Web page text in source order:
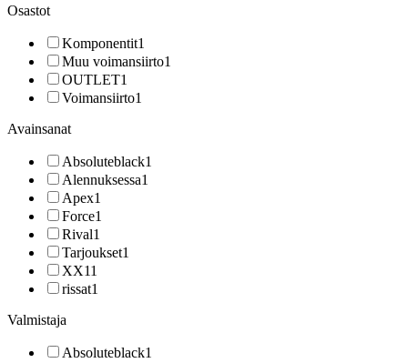
Osastot
Komponentit1
Muu voimansiirto1
OUTLET1
Voimansiirto1
Avainsanat
Absoluteblack1
Alennuksessa1
Apex1
Force1
Rival1
Tarjoukset1
XX11
rissat1
Valmistaja
Absoluteblack1